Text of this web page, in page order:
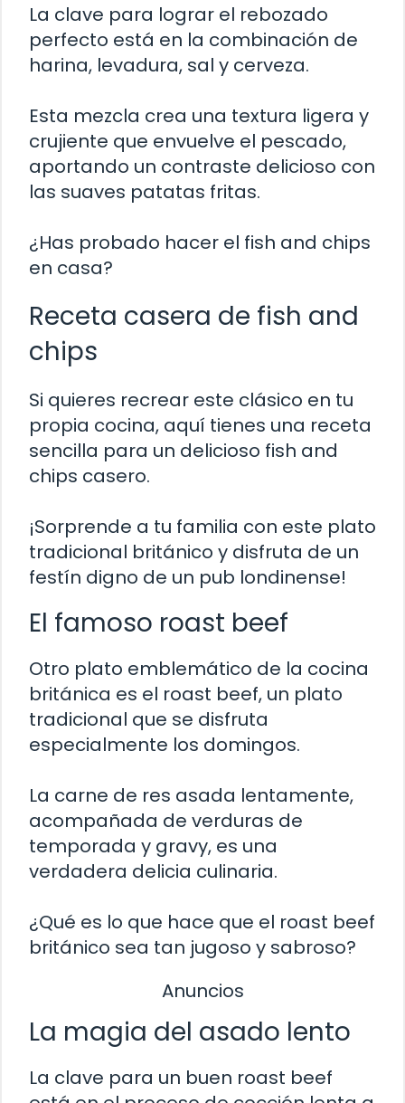
La clave para lograr el rebozado
perfecto está en la combinación de
harina, levadura, sal y cerveza.
Esta mezcla crea una textura ligera y
crujiente que envuelve el pescado,
aportando un contraste delicioso con
las suaves patatas fritas.
¿Has probado hacer el fish and chips
en casa?
Receta casera de fish and
chips
Si quieres recrear este clásico en tu
propia cocina, aquí tienes una receta
sencilla para un delicioso fish and
chips casero.
¡Sorprende a tu familia con este plato
tradicional británico y disfruta de un
festín digno de un pub londinense!
El famoso roast beef
Otro plato emblemático de la cocina
británica es el roast beef, un plato
tradicional que se disfruta
especialmente los domingos.
La carne de res asada lentamente,
acompañada de verduras de
temporada y gravy, es una
verdadera delicia culinaria.
¿Qué es lo que hace que el roast beef
británico sea tan jugoso y sabroso?
Anuncios
La magia del asado lento
La clave para un buen roast beef